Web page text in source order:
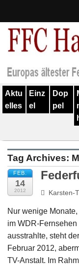
Termine
Verein
Geschichte
Training
Spieler
Kontakt
Links
Impressum
Aktu
elles
Einz
el
Dop
pel
Tag Archives:
FEB.
14
2012 Karsten-
Nur wenige
im WDR-
ausstrahlte, steht
Februar 2012,
TV-Anstalt. Im